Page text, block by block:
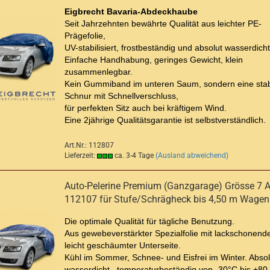
Eigbrecht Bavaria-Abdeckhaube
Seit Jahrzehnten bewährte Qualität aus leichter PE-
Prägefolie,
UV-stabilisiert, frostbeständig und absolut
Einfache Handhabung, geringes Gewicht, klein
zusammenlegbar.
Kein Gummiband im unteren Saum, sondern eine
Schnur mit Schnellverschluss,
für perfekten Sitz auch bei kräftigem Wind.
Eine 2jährige Qualitätsgarantie ist selbstverständlich.
Art.Nr.: 112807
Lieferzeit:
ca. 3-4 Tage (Ausland abweichend)
Auto-Pelerine Premium (Ganzgarage) Grösse 7
112107 für Stufe/Schrägheck bis 4,50 m
Die optimale Qualität für tägliche Benutzung.
Aus gewebeverstärkter Spezialfolie mit
leicht geschäumter Unterseite.
Kühl im Sommer, Schnee- und Eisfrei im Winter.